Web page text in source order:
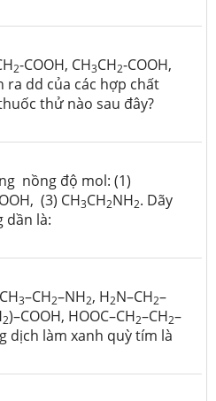
2-COOH, CH3CH2-COOH,
ra dd của các hợp chất
thử nào sau đây?
nồng độ mol: (1)
(3) CH3CH2NH2. Dãy
dần là:
3–CH2–NH2, H2N–CH2–
2)–COOH, HOOC–CH2–CH2–
dịch làm xanh quỳ tím là